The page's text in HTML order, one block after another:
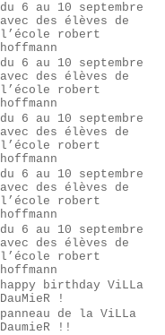
du 6 au 10 septembre
avec des élèves de
l’école robert
hoffmann
du 6 au 10 septembre
avec des élèves de
l’école robert
hoffmann
du 6 au 10 septembre
avec des élèves de
l’école robert
hoffmann
du 6 au 10 septembre
avec des élèves de
l’école robert
hoffmann
du 6 au 10 septembre
avec des élèves de
l’école robert
hoffmann
happy birthday ViLLa
DauMieR !
panneau de la ViLLa
DaumieR !!